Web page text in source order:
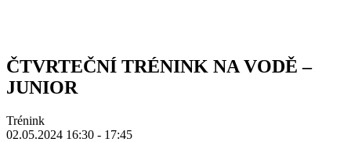
ČTVRTEČNÍ TRÉNINK NA VODĚ –
JUNIOR
Trénink
02.05.2024 16:30 - 17:45